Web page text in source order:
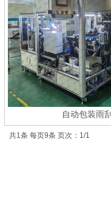
自动包装雨
共1条 每页9条 页次：1/1